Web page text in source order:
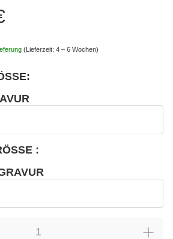
(Lieferzeit: 4 – 6 Wochen)
: